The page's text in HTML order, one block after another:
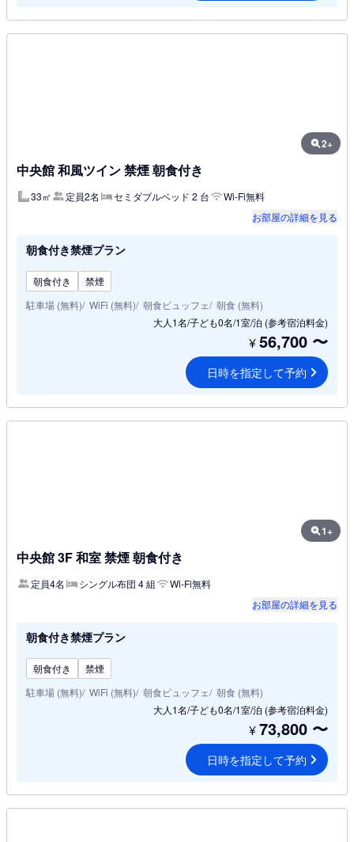
2+
中央館 和風ツイン 禁煙 朝食付き
33㎡ 定員2名 セミダブルベッド 2 台
Wi-Fi無料
お部屋の詳細を見る
朝食付き禁煙プラン
朝食付き
禁煙
駐車場 (無料) WiFi (無料) 朝食ビュッフェ
朝食 (無料)
大人1名/子ども0名/1室/泊 (参考宿泊料金)
¥56,700 〜
日時を指定して予約
1+
中央館 3F 和室 禁煙 朝食付き
定員4名 シングル布団 4 組
Wi-Fi無料
お部屋の詳細を見る
朝食付き禁煙プラン
朝食付き
禁煙
駐車場 (無料) WiFi (無料) 朝食ビュッフェ
朝食 (無料)
大人1名/子ども0名/1室/泊 (参考宿泊料金)
¥73,800 〜
日時を指定して予約